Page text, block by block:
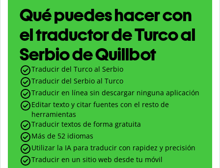
Qué puedes hacer con
el traductor de Turco al
Serbio de Quillbot
Traducir del Turco al Serbio
Traducir del Serbio al Turco
Traducir en línea sin descargar ninguna aplicación
Editar texto y citar fuentes con el resto de
herramientas
Traducir textos de forma gratuita
Más de 52 idiomas
Utilizar la IA para traducir con rapidez y precisión
Traducir en un sitio web desde tu móvil